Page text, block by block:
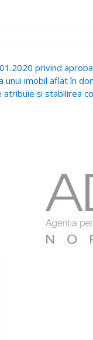
privind
unui imobil aflat în
atribuie și stabilirea